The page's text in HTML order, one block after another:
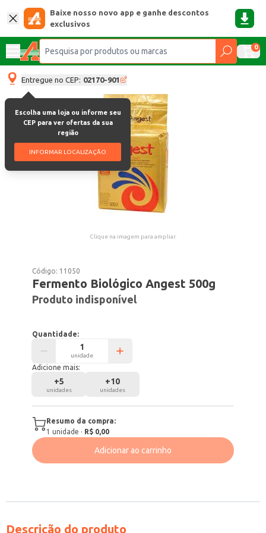
Baixe nosso novo app e ganhe descontos
exclusivos
0
Entregue no CEP: 02170-901
Escolha uma loja ou informe seu
CEP para ver ofertas da sua
região
INFORMAR LOCALIZAÇÃO
Clique na imagem para ampliar.
Código: 11050
Fermento Biológico Angest 500g
Produto indisponível
Quantidade:
unidade
Adicione mais:
+5
unidades
+10
unidades
Resumo da compra:
1 unidade · R$ 0,00
Adicionar ao carrinho
Descrição do produto